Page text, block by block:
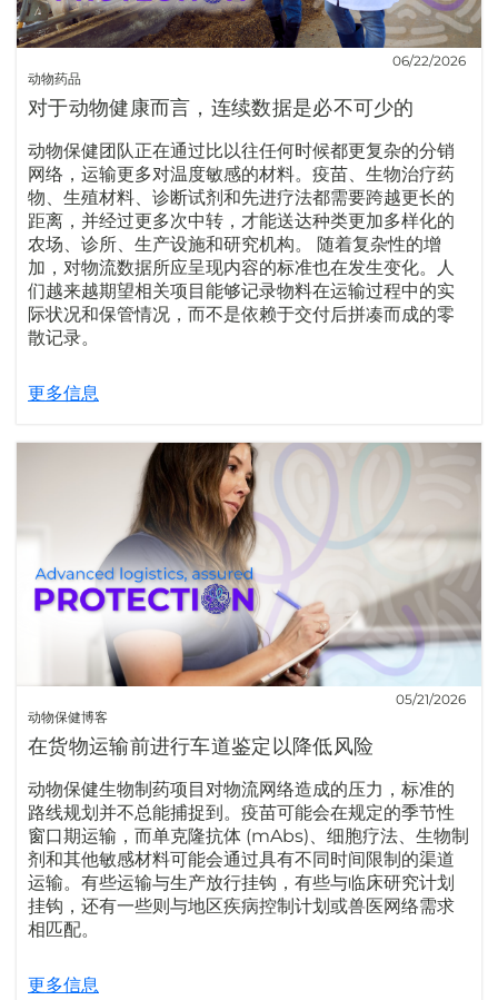
动物药品
06/22/2026
对于动物健康而言，连续数据是必不可少的
动物保健团队正在通过比以往任何时候都更复杂的分销
网络，运输更多对温度敏感的材料。疫苗、生物治疗药
物、生殖材料、诊断试剂和先进疗法都需要跨越更长的
距离，并经过更多次中转，才能送达种类更加多样化的
农场、诊所、生产设施和研究机构。 随着复杂性的增
加，对物流数据所应呈现内容的标准也在发生变化。人
们越来越期望相关项目能够记录物料在运输过程中的实
际状况和保管情况，而不是依赖于交付后拼凑而成的零
散记录。
更多信息
动物保健博客
05/21/2026
在货物运输前进行车道鉴定以降低风险
动物保健生物制药项目对物流网络造成的压力，标准的
路线规划并不总能捕捉到。疫苗可能会在规定的季节性
窗口期运输，而单克隆抗体 (mAbs)、细胞疗法、生物制
剂和其他敏感材料可能会通过具有不同时间限制的渠道
运输。有些运输与生产放行挂钩，有些与临床研究计划
挂钩，还有一些则与地区疾病控制计划或兽医网络需求
相匹配。
更多信息